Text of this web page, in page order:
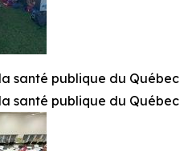
santé publique du Québec
santé publique du Québec